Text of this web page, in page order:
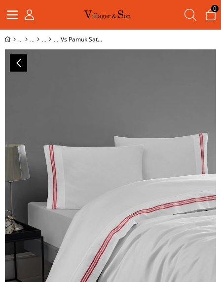
0
Vs Pamuk Saten Çift Kişilik Nevresim 200 220 2 Yastık Kılıfı 50 70 Kırmızı çizgili